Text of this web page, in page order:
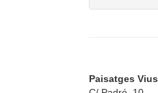
Paisatges Vius